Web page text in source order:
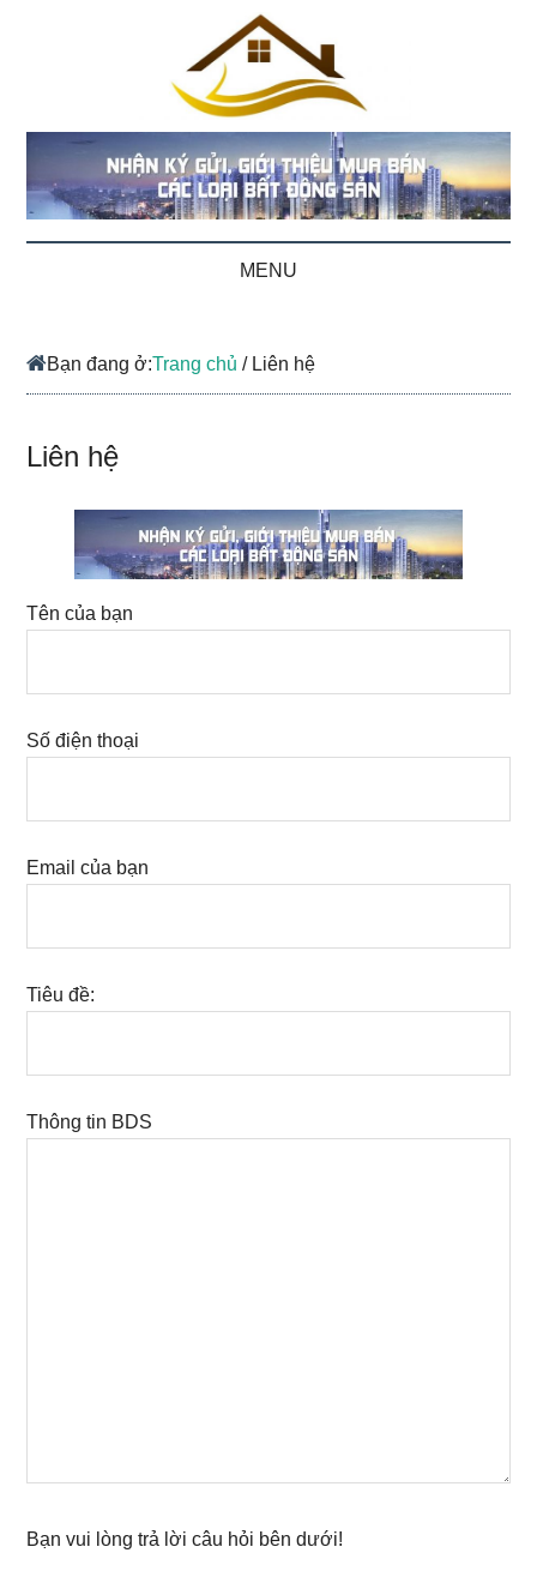
MENU
Bạn đang ở:Trang chủ /Liên hệ
Liên hệ
Tên của bạn
Số điện thoại
Email của bạn
Tiêu đề:
Thông tin BDS
Bạn vui lòng trả lời câu hỏi bên dưới!